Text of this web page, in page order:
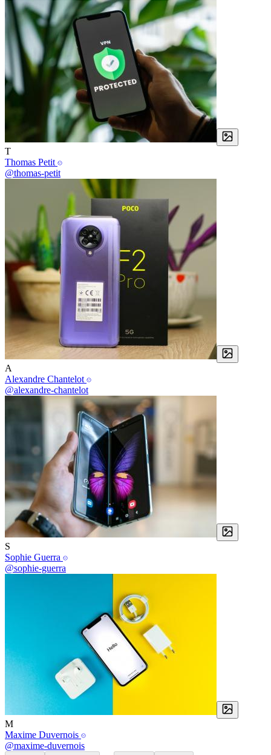
T
Thomas Petit
@thomas-petit
A
Alexandre Chantelot
@alexandre-chantelot
S
Sophie Guerra
@sophie-guerra
M
Maxime Duvernois
@maxime-duvernois